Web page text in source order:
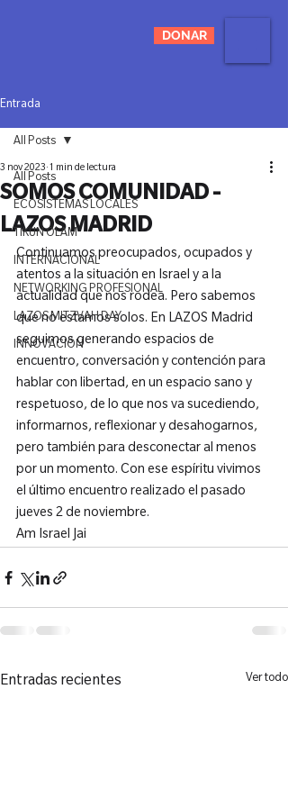
DONAR
Entrada
All Posts
ECOSISTEMAS LOCALES
TIKUN OLAM
INTERNACIONAL
NETWORKING PROFESIONAL
LAZOS MITZVAH DAY
INNOVACIÓN
All Posts
SOMOS COMUNIDAD -
LAZOS MADRID
3 nov 2023 1 min de lectura
Continuamos preocupados, ocupados y
atentos a la situación en Israel y a la
actualidad que nos rodea. Pero sabemos
que no estamos solos. En LAZOS Madrid
seguimos generando espacios de
encuentro, conversación y contención para
hablar con libertad, en un espacio sano y
respetuoso, de lo que nos va sucediendo,
informarnos, reflexionar y desahogarnos,
pero también para desconectar al menos
por un momento. Con ese espíritu vivimos
el último encuentro realizado el pasado
jueves 2 de noviembre.
Am Israel Jai
Entradas recientes Ver todo